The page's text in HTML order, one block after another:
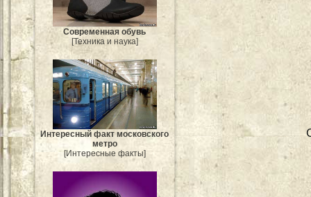
Современная обувь
[Техника и наука]
Интересный факт московского
метро
[Интересные факты]